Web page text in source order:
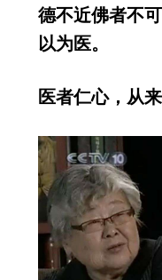
德不近佛者不
以为医。
医者仁心，从